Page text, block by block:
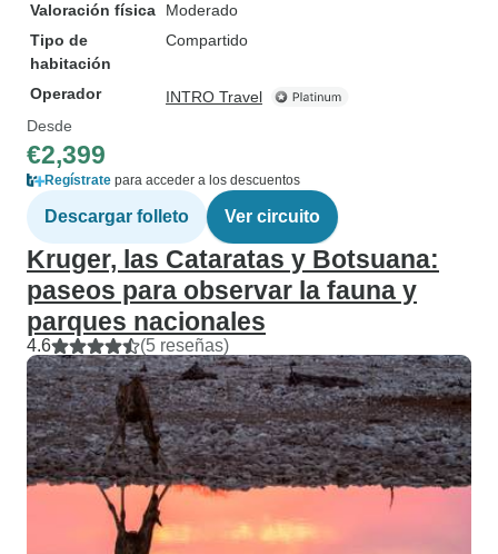
Valoración física
Moderado
Tipo de
habitación
Compartido
Operador
INTRO Travel
Desde
€2,399
Regístrate para acceder a los descuentos
Descargar folleto Ver circuito
Kruger, las Cataratas y Botsuana:
paseos para observar la fauna y
parques nacionales
4.6 (5 reseñas)